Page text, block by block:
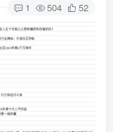
1 504 52